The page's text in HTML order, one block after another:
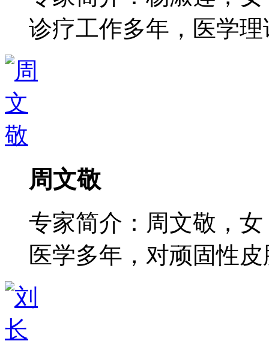
诊疗工作多年，医学理
周文敬
专家简介：周文敬，
医学多年，对顽固性皮